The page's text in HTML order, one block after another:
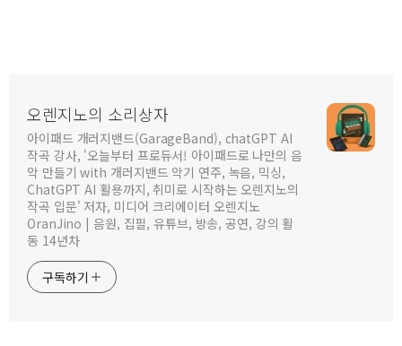
오렌지노의 소리상자
아이패드 개러지밴드(GarageBand), chatGPT AI
작곡 강사, '오늘부터 프로듀서! 아이패드로 나만의 음
악 만들기 with 개러지밴드 악기 연주, 녹음, 믹싱,
ChatGPT AI 활용까지, 취미로 시작하는 오렌지노의
작곡 입문' 저자, 미디어 크리에이터 오렌지노
OranJino | 음원, 집필, 유튜브, 방송, 공연, 강의 활
동 14년차
구독하기